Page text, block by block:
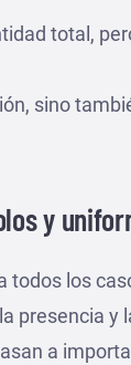
total,
sino
y
todos los
presencia y
a